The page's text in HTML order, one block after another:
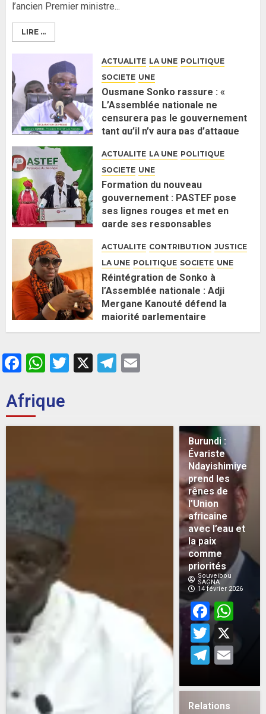
l’ancien Premier ministre...
LIRE ...
ACTUALITE LA UNE POLITIQUE
SOCIETE UNE
Ousmane Sonko rassure : «
L’Assemblée nationale ne
censurera pas le gouvernement
tant qu’il n’y aura pas d’attaque
2 JUIN 2026 0
ACTUALITE LA UNE POLITIQUE
SOCIETE UNE
Formation du nouveau
gouvernement : PASTEF pose
ses lignes rouges et met en
garde ses responsables
ACTUALITE CONTRIBUTION JUSTICE
LA UNE POLITIQUE SOCIETE UNE
Réintégration de Sonko à
l’Assemblée nationale : Adji
Mergane Kanouté défend la
majorité parlementaire
26 MAI 2026 0
Facebook
WhatsApp
Twitter
X Telegram
Afrique
Burundi :
Évariste
Ndayishimiye
prend les
rênes de
l’Union
africaine
avec l’eau et
la paix
comme
priorités
Souveibou
SAGNA
14 février 2026
X
Relations